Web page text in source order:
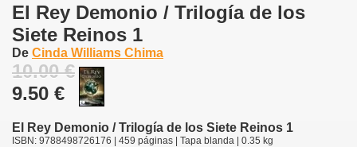
El Rey Demonio / Trilogía de los
Siete Reinos 1
De Cinda Williams Chima
10.00 €
9.50 €
El Rey Demonio / Trilogía de los Siete Reinos 1
ISBN: 9788498726176 | 459 páginas | Tapa blanda | 0.35 kg